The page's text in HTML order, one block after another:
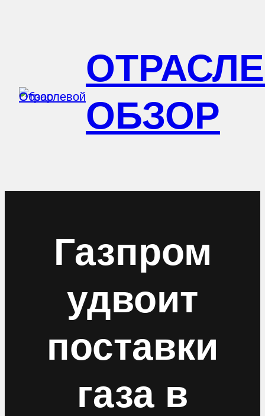
ОБЗОР
Газпром
удвоит
поставки
газа в